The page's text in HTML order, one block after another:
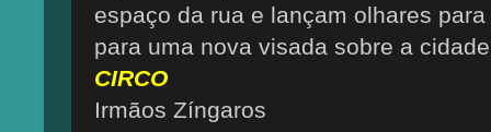
espaço da rua e lançam olhares
para uma nova visada sobre a
CIRCO
Irmãos Zíngaros